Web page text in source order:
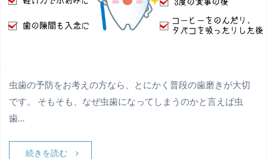
虫歯の予防をお考えの方なら、とにかく普段の歯磨きが大切
です。 そもそも、なぜ虫歯になってしまうのかと言えば虫
歯…
続きを読む